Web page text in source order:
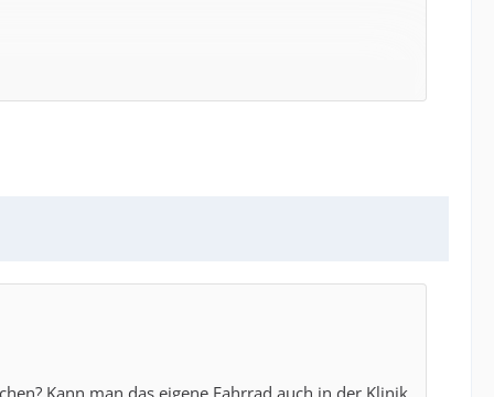
Kann man das eigene Fahrrad auch in der Klinik